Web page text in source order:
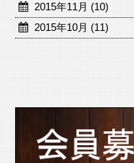
2015年11月 (10)
2015年10月 (11)